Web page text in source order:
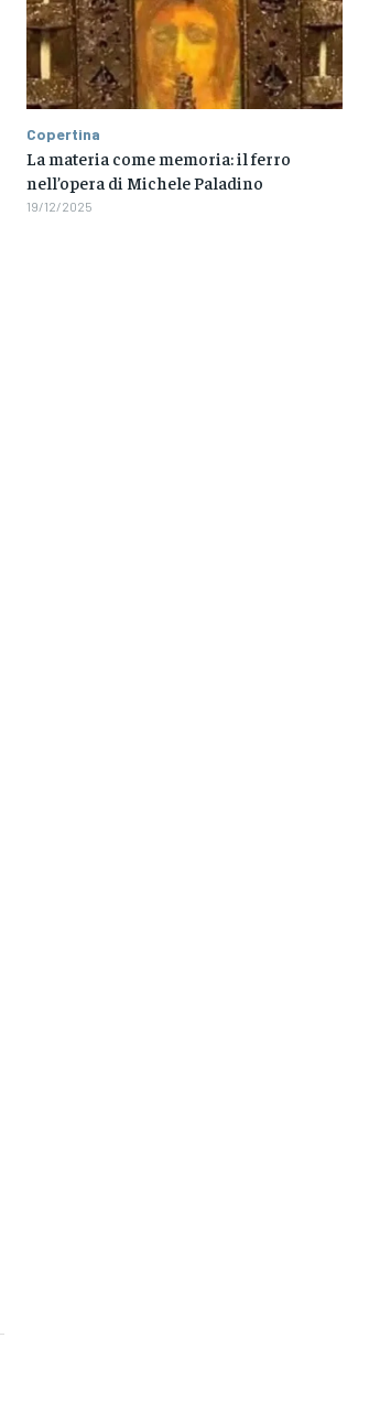
Copertina
La materia come memoria: il ferro
nell’opera di Michele Paladino
19/12/2025